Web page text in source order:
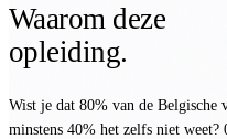
Waarom deze
opleiding.
Wist je dat 80% van de Belgische
minstens 40% het zelfs niet weet?